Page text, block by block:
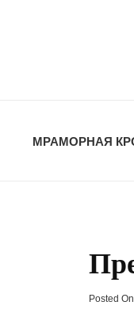
МРАМОРНАЯ
Posted On